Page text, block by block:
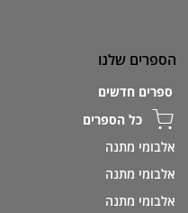
הספרים שלנו
ספרים חדשים
כל הספרים
אלבומי מתנה
אלבומי מתנה
אלבומי מתנה